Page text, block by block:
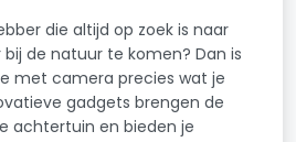
die altijd op zoek is naar
de natuur te komen? Dan is
met camera precies wat je
gadgets brengen de
achtertuin en bieden je